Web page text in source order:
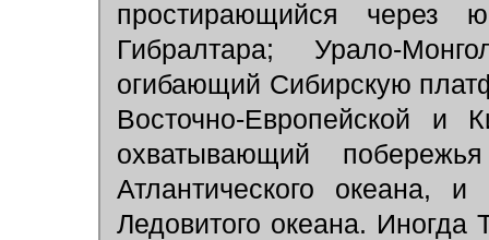
простирающийся
Гибралтара; Урало-
огибающий Сибирскую
Восточно-Европейской и
охватывающий
Атлантического океана,
Ледовитого океана. Иногда